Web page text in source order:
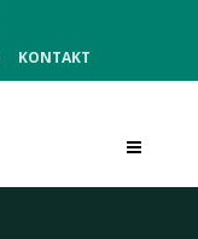
KONTAKT